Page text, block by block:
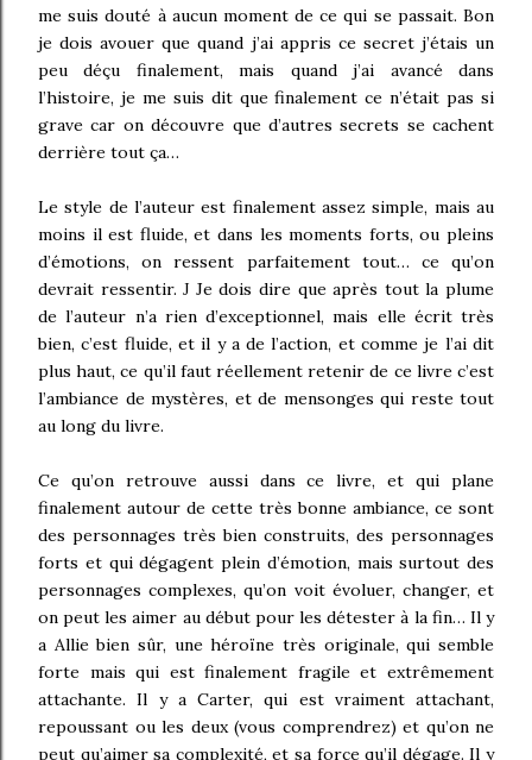
me suis douté à aucun moment de ce qui se passait. Bon
je dois avouer que quand j’ai appris ce secret j’étais un
peu déçu finalement, mais quand j’ai avancé dans
l’histoire, je me suis dit que finalement ce n’était pas si
grave car on découvre que d’autres secrets se cachent
derrière tout ça…
Le style de l’auteur est finalement assez simple, mais au
moins il est fluide, et dans les moments forts, ou pleins
d’émotions, on ressent parfaitement tout… ce qu’on
devrait ressentir.J Je dois dire que après tout la plume
de l’auteur n’a rien d’exceptionnel, mais elle écrit très
bien, c’est fluide, et il y a de l’action, et comme je l’ai dit
plus haut, ce qu’il faut réellement retenir de ce livre c’est
l’ambiance de mystères, et de mensonges qui reste tout
au long du livre.
Ce qu’on retrouve aussi dans ce livre, et qui plane
finalement autour de cette très bonne ambiance, ce sont
des personnages très bien construits, des personnages
forts et qui dégagent plein d’émotion, mais surtout des
personnages complexes, qu’on voit évoluer, changer, et
on peut les aimer au début pour les détester à la fin… Il y
a Allie bien sûr, une héroïne très originale, qui semble
forte mais qui est finalement fragile et extrêmement
attachante. Il y a Carter, qui est vraiment attachant,
repoussant ou les deux (vous comprendrez) et qu’on ne
peut qu’aimer sa complexité, et sa force qu’il dégage. Il y